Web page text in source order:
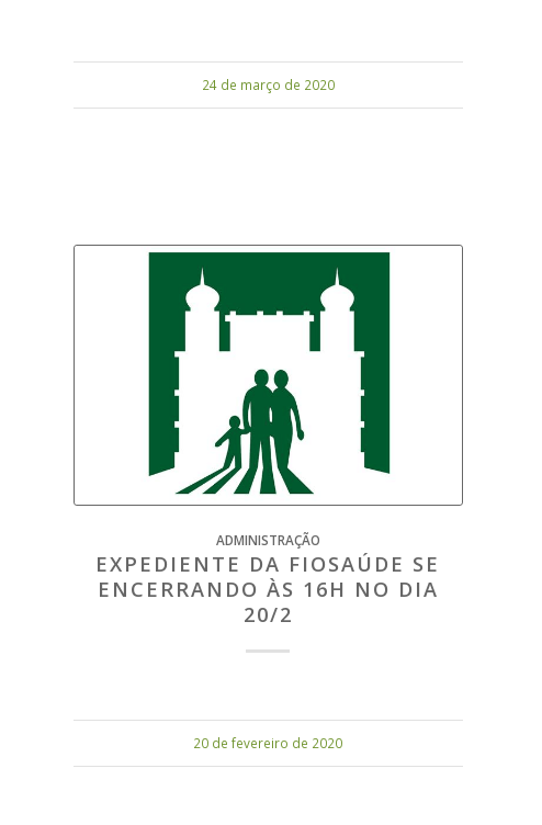
24 de março de 2020
ADMINISTRAÇÃO
EXPEDIENTE DA FIOSAÚDE SE
ENCERRANDO ÀS 16H NO DIA
20/2
20 de fevereiro de 2020